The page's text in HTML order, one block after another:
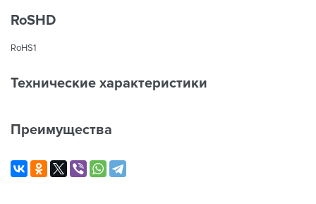
RoSHD
RoHS1
Технические характеристики
Преимущества